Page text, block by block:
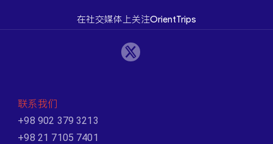
在社交媒体上关注OrientTrips
联系我们
+98 902 379 3213
+98 21 7105 7401